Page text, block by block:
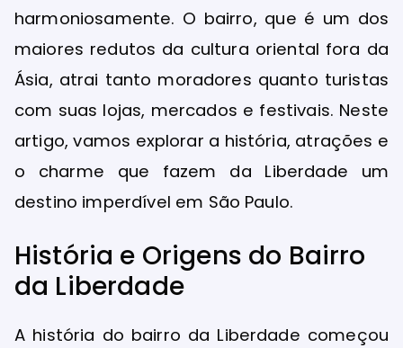
harmoniosamente. O bairro, que é um dos
maiores redutos da cultura oriental fora da
Ásia, atrai tanto moradores quanto turistas
com suas lojas, mercados e festivais. Neste
artigo, vamos explorar a história, atrações e
o charme que fazem da Liberdade um
destino imperdível em São Paulo.
História e Origens do Bairro
da Liberdade
A história do bairro da Liberdade começou